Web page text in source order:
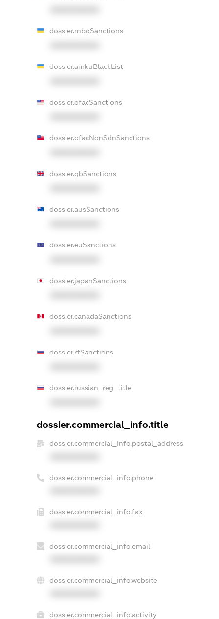
dossier.rnboSanctions
dossier.amkuBlackList
dossier.ofacSanctions
dossier.ofacNonSdnSanctions
dossier.gbSanctions
dossier.ausSanctions
dossier.euSanctions
dossier.japanSanctions
dossier.canadaSanctions
dossier.rfSanctions
dossier.russian_reg_title
dossier.commercial_info.title
dossier.commercial_info.postal_address
dossier.commercial_info.phone
dossier.commercial_info.fax
dossier.commercial_info.email
dossier.commercial_info.website
dossier.commercial_info.activity